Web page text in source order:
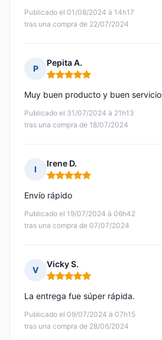
Publicado el 01/08/2024 à 14h17
tras una compra de 22/07/2024
P
Pepita A.
Nota: 5 de 5
Publicado el 31/07/2024 à 21h13
tras una compra de 18/07/2024
Muy buen producto y buen servicio
I
Irene D.
Nota: 5 de 5
Publicado el 19/07/2024 à 06h42
tras una compra de 07/07/2024
Envío rápido
V
Vicky S.
Nota: 5 de 5
Publicado el 09/07/2024 à 07h15
tras una compra de 28/06/2024
La entrega fue súper rápida.